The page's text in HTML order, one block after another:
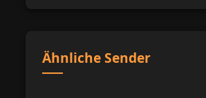
Ähnliche Sender